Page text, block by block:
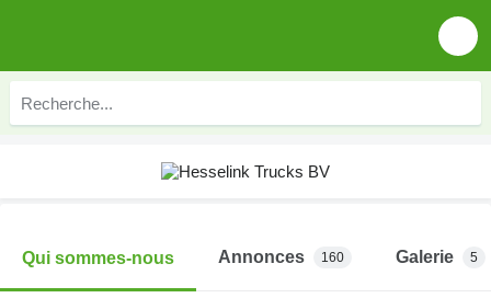
Qui sommes-nous Annonces 160 Galerie 5